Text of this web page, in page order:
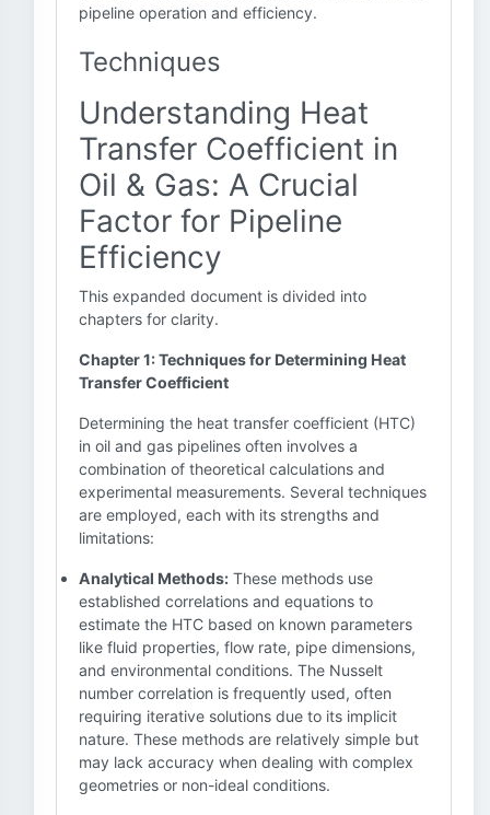
pipeline operation and efficiency.
Techniques
Understanding Heat
Transfer Coefficient in
Oil & Gas: A Crucial
Factor for Pipeline
Efficiency
This expanded document is divided into
chapters for clarity.
Chapter 1: Techniques for Determining Heat
Transfer Coefficient
Determining the heat transfer coefficient (HTC)
in oil and gas pipelines often involves a
combination of theoretical calculations and
experimental measurements. Several techniques
are employed, each with its strengths and
limitations:
Analytical Methods: These methods use
established correlations and equations to
estimate the HTC based on known parameters
like fluid properties, flow rate, pipe dimensions,
and environmental conditions. The Nusselt
number correlation is frequently used, often
requiring iterative solutions due to its implicit
nature. These methods are relatively simple but
may lack accuracy when dealing with complex
geometries or non-ideal conditions.